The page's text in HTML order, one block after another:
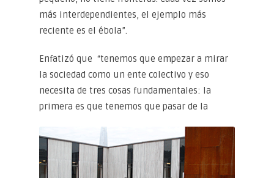
más interdependientes, el ejemplo más
reciente es el ébola”.
Enfatizó que “tenemos que empezar a mirar
la sociedad como un ente colectivo y eso
necesita de tres cosas fundamentales: la
primera es que tenemos que pasar de la